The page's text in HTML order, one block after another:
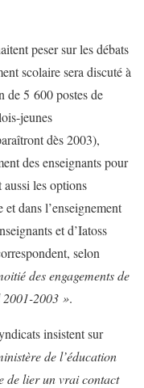
peser sur les débats
scolaire sera discuté à
de 5 600 postes de
jeunes
dès 2003),
des enseignants pour
les options
dans l’enseignement
et d’Iatoss
selon
des engagements de
2003 ».
insistent sur
de l’éducation
de lier un vrai contact